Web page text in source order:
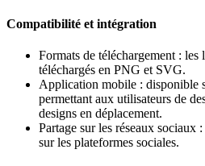
Compatibilité et intégration
Formats de téléchargement : les
téléchargés en PNG et SVG.
Application mobile : disponible
permettant aux utilisateurs de
designs en déplacement.
Partage sur les réseaux sociaux
sur les plateformes sociales.